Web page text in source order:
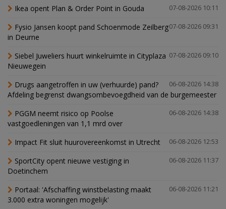
07-08-2026 10:11
Ikea opent Plan & Order Point in Gouda
07-08-2026 09:31
Fysio Jansen koopt pand Schoenmode Zeilberg
in Deurne
07-08-2026 09:10
Siebel Juweliers huurt winkelruimte in Cityplaza
Nieuwegein
06-08-2026 14:38
Drugs aangetroffen in uw (verhuurde) pand?
Afdeling begrenst dwangsombevoegdheid van de burgemeester
06-08-2026 14:38
PGGM neemt risico op Poolse
vastgoedleningen van 1,1 mrd over
06-08-2026 12:53
Impact Fit sluit huurovereenkomst in Utrecht
06-08-2026 11:37
SportCity opent nieuwe vestiging in
Doetinchem
06-08-2026 11:21
Portaal: 'Afschaffing winstbelasting maakt
3.000 extra woningen mogelijk'